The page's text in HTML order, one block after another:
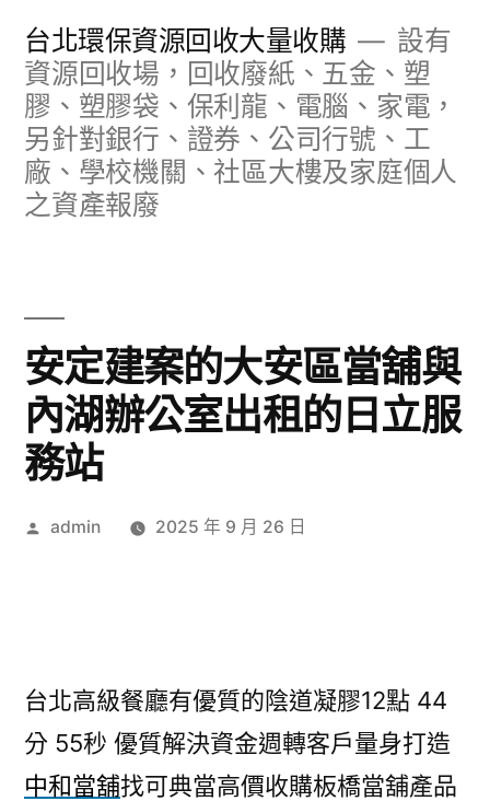
台北環保資源回收大量收購
設有
資源回收場，回收廢紙、五金、塑
膠、塑膠袋、保利龍、電腦、家電，
另針對銀行、證券、公司行號、工
廠、學校機關、社區大樓及家庭個人
之資產報廢
安定建案的大安區當舖與
內湖辦公室出租的日立服
務站
作
admin 2025 年 9 月 26 日
台北高級餐廳有優質的陰道凝膠12點 44
分 55秒 優質解決資金週轉客戶量身打造
中和當舖找可典當高價收購板橋當舖產品